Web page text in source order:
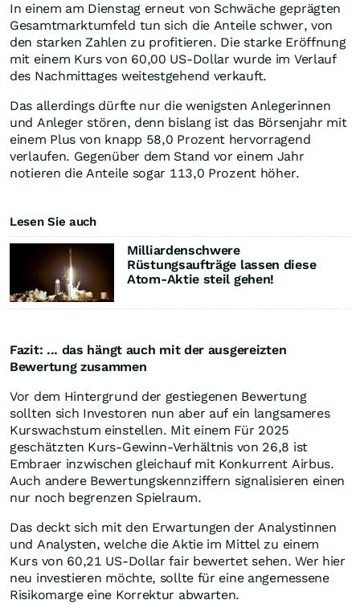
In einem am Dienstag erneut von Schwäche geprägten
Gesamtmarktumfeld tun sich die Anteile schwer, von
den starken Zahlen zu profitieren. Die starke Eröffnung
mit einem Kurs von 60,00 US-Dollar wurde im Verlauf
des Nachmittages weitestgehend verkauft.
Das allerdings dürfte nur die wenigsten Anlegerinnen
und Anleger stören, denn bislang ist das Börsenjahr mit
einem Plus von knapp 58,0 Prozent hervorragend
verlaufen. Gegenüber dem Stand vor einem Jahr
notieren die Anteile sogar 113,0 Prozent höher.
Lesen Sie auch
Milliardenschwere
Rüstungsaufträge lassen diese
Atom-Aktie steil gehen!
Fazit: ... das hängt auch mit der ausgereizten
Bewertung zusammen
Vor dem Hintergrund der gestiegenen Bewertung
sollten sich Investoren nun aber auf ein langsameres
Kurswachstum einstellen. Mit einem Für 2025
geschätzten Kurs-Gewinn-Verhältnis von 26,8 ist
Embraer inzwischen gleichauf mit Konkurrent Airbus.
Auch andere Bewertungskennziffern signalisieren einen
nur noch begrenzen Spielraum.
Das deckt sich mit den Erwartungen der Analystinnen
und Analysten, welche die Aktie im Mittel zu einem
Kurs von 60,21 US-Dollar fair bewertet sehen. Wer hier
neu investieren möchte, sollte für eine angemessene
Risikomarge eine Korrektur abwarten.